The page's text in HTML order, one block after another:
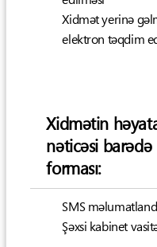
Xidmət yerinə
elektron təqdim
Xidmətin
nəticəsi
forması:
SMS
Şəxsi kabinet